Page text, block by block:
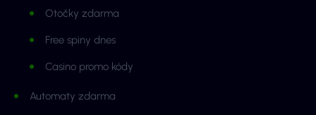
Otočky zdarma
Free spiny dnes
Casino promo kódy
Automaty zdarma